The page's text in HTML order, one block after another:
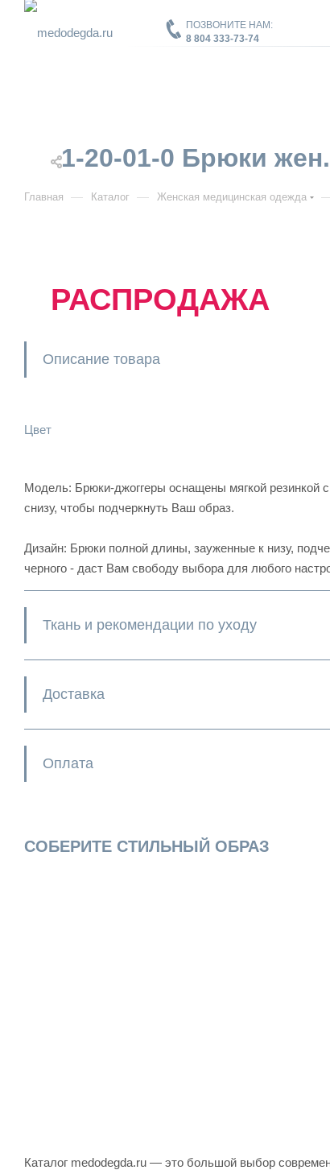
ПОЗВОНИТЕ НАМ:
8 804 333-73-74
1-20-01-0 Брюки жен.
Главная — Каталог — Женская медицинская одежда
РАСПРОДАЖА
Описание товара
Цвет
Модель: Брюки-джоггеры оснащены мягкой резинкой
снизу, чтобы подчеркнуть Ваш образ.
Дизайн: Брюки полной длины, зауженные к низу,
черного - даст Вам свободу выбора для любого
Ткань и рекомендации по уходу
Доставка
Оплата
СОБЕРИТЕ СТИЛЬНЫЙ ОБРАЗ
Каталог medodegda.ru — это большой выбор